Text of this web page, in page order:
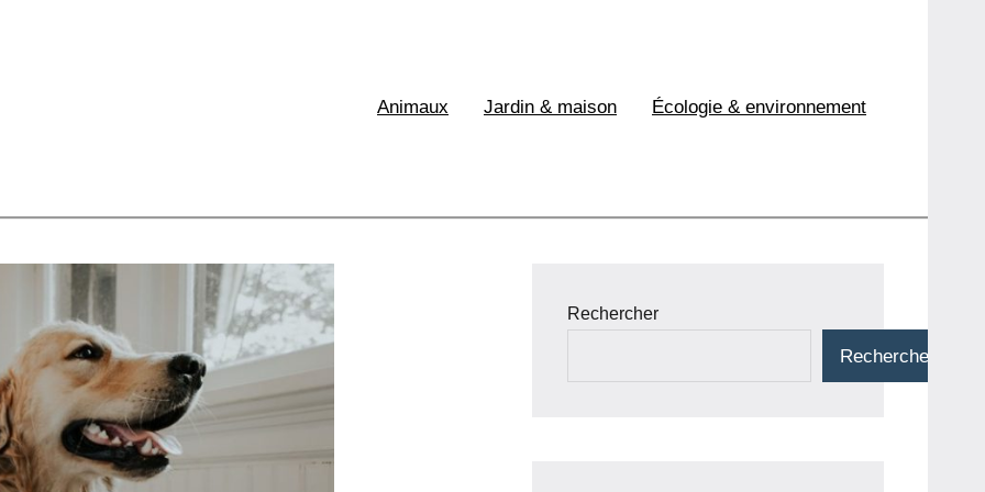
Animaux Jardin & maison Écologie & environnement
Rechercher
Rechercher